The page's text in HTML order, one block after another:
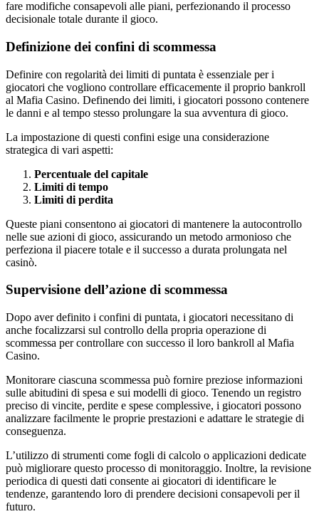
fare modifiche consapevoli alle piani, perfezionando il processo
decisionale totale durante il gioco.
Definizione dei confini di scommessa
Definire con regolarità dei limiti di puntata è essenziale per i
giocatori che vogliono controllare efficacemente il proprio bankroll
al Mafia Casino. Definendo dei limiti, i giocatori possono contenere
le danni e al tempo stesso prolungare la sua avventura di gioco.
La impostazione di questi confini esige una considerazione
strategica di vari aspetti:
Percentuale del capitale
Limiti di tempo
Limiti di perdita
Queste piani consentono ai giocatori di mantenere la autocontrollo
nelle sue azioni di gioco, assicurando un metodo armonioso che
perfeziona il piacere totale e il successo a durata prolungata nel
casinò.
Supervisione dell’azione di scommessa
Dopo aver definito i confini di puntata, i giocatori necessitano di
anche focalizzarsi sul controllo della propria operazione di
scommessa per controllare con successo il loro bankroll al Mafia
Casino.
Monitorare ciascuna scommessa può fornire preziose informazioni
sulle abitudini di spesa e sui modelli di gioco. Tenendo un registro
preciso di vincite, perdite e spese complessive, i giocatori possono
analizzare facilmente le proprie prestazioni e adattare le strategie di
conseguenza.
L’utilizzo di strumenti come fogli di calcolo o applicazioni dedicate
può migliorare questo processo di monitoraggio. Inoltre, la revisione
periodica di questi dati consente ai giocatori di identificare le
tendenze, garantendo loro di prendere decisioni consapevoli per il
futuro.